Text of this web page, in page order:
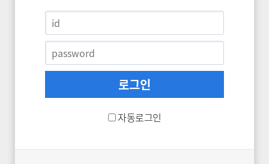
자동로그인